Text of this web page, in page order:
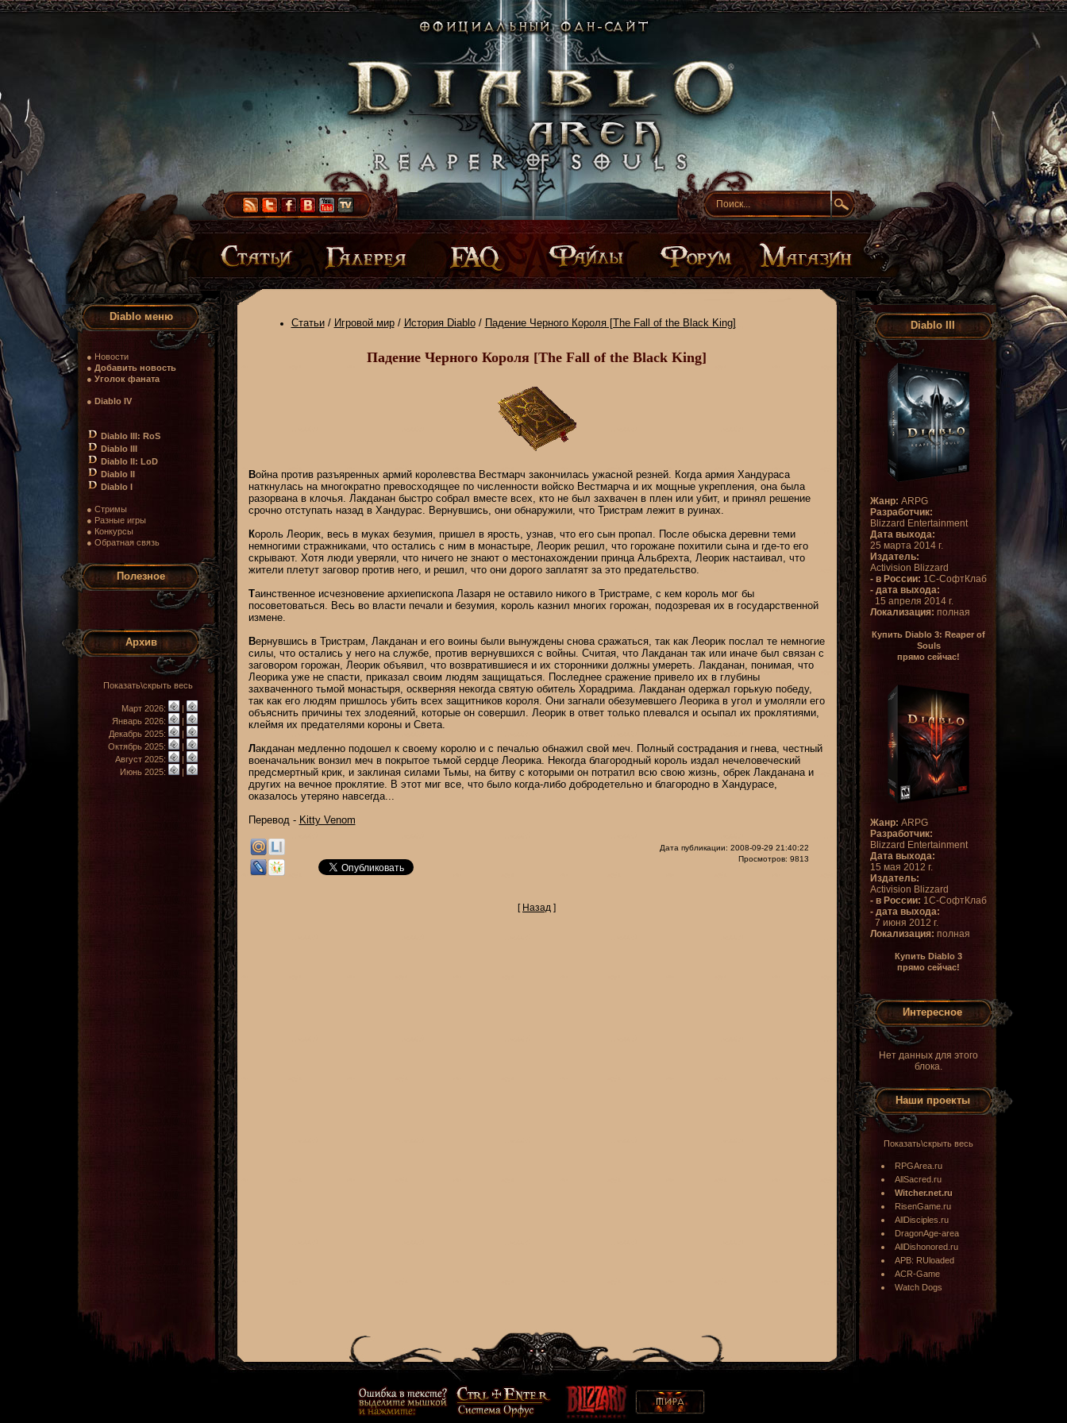
Diablo меню
● Новости
● Добавить новость
● Уголок фаната
● Diablo IV
Diablo III: RoS
Diablo III
Diablo II: LoD
Diablo II
Diablo I
● Стримы
● Разные игры
● Конкурсы
● Обратная связь
Полезное
Архив
Показать\скрыть весь
Март 2026:
|
Январь 2026:
|
Декабрь 2025:
|
Октябрь 2025:
|
Август 2025:
|
Июнь 2025:
|
Статьи/ Игровой мир/ История Diablo/ Падение Черного Короля [The Fall of the Black King]
Падение Черного Короля [The Fall of the Black King]
Война против разъяренных армий королевства Вестмарч закончилась ужасной резней. Когда армия Хандураса
наткнулась на многократно превосходящее по численности войско Вестмарча и их мощные укрепления, она была
разорвана в клочья. Лакданан быстро собрал вместе всех, кто не был захвачен в плен или убит, и принял решение
срочно отступать назад в Хандурас. Вернувшись, они обнаружили, что Тристрам лежит в руинах.
Король Леорик, весь в муках безумия, пришел в ярость, узнав, что его сын пропал. После обыска деревни теми
немногими стражниками, что остались с ним в монастыре, Леорик решил, что горожане похитили сына и где-то его
скрывают. Хотя люди уверяли, что ничего не знают о местонахождении принца Альбрехта, Леорик настаивал, что
жители плетут заговор против него, и решил, что они дорого заплатят за это предательство.
Таинственное исчезновение архиепископа Лазаря не оставило никого в Тристраме, с кем король мог бы
посоветоваться. Весь во власти печали и безумия, король казнил многих горожан, подозревая их в государственной
измене.
Вернувшись в Тристрам, Лакданан и его воины были вынуждены снова сражаться, так как Леорик послал те немногие
силы, что остались у него на службе, против вернувшихся с войны. Считая, что Лакданан так или иначе был связан с
заговором горожан, Леорик объявил, что возвратившиеся и их сторонники должны умереть. Лакданан, понимая, что
Леорика уже не спасти, приказал своим людям защищаться. Последнее сражение привело их в глубины
захваченного тьмой монастыря, оскверняя некогда святую обитель Хорадрима. Лакданан одержал горькую победу,
так как его людям пришлось убить всех защитников короля. Они загнали обезумевшего Леорика в угол и умоляли его
объяснить причины тех злодеяний, которые он совершил. Леорик в ответ только плевался и осыпал их проклятиями,
клеймя их предателями короны и Света.
Лакданан медленно подошел к своему королю и с печалью обнажил свой меч. Полный сострадания и гнева, честный
военачальник вонзил меч в покрытое тьмой сердце Леорика. Некогда благородный король издал нечеловеческий
предсмертный крик, и заклиная силами Тьмы, на битву с которыми он потратил всю свою жизнь, обрек Лакданана и
других на вечное проклятие. В этот миг все, что было когда-либо добродетельно и благородно в Хандурасе,
оказалось утеряно навсегда...
Перевод - Kitty Venom
Дата публикации: 2008-09-29 21:40:22
Просмотров: 9813
[ Назад ]
Diablo III
Жанр: ARPG
Разработчик:
Blizzard Entertainment
Дата выхода:
25 марта 2014 г.
Издатель:
Activision Blizzard
- в России: 1С-СофтКлаб
- дата выхода:
15 апреля 2014 г.
Локализация: полная
Купить Diablo 3: Reaper of
Souls
прямо сейчас!
Жанр: ARPG
Разработчик:
Blizzard Entertainment
Дата выхода:
15 мая 2012 г.
Издатель:
Activision Blizzard
- в России: 1С-СофтКлаб
- дата выхода:
7 июня 2012 г.
Локализация: полная
Купить Diablo 3
прямо сейчас!
Интересное
Нет данных для этого
блока.
Наши проекты
Показать\скрыть весь
RPGArea.ru
AllSacred.ru
Witcher.net.ru
RisenGame.ru
AllDisciples.ru
DragonAge-area
AllDishonored.ru
APB: RUloaded
ACR-Game
Watch Dogs